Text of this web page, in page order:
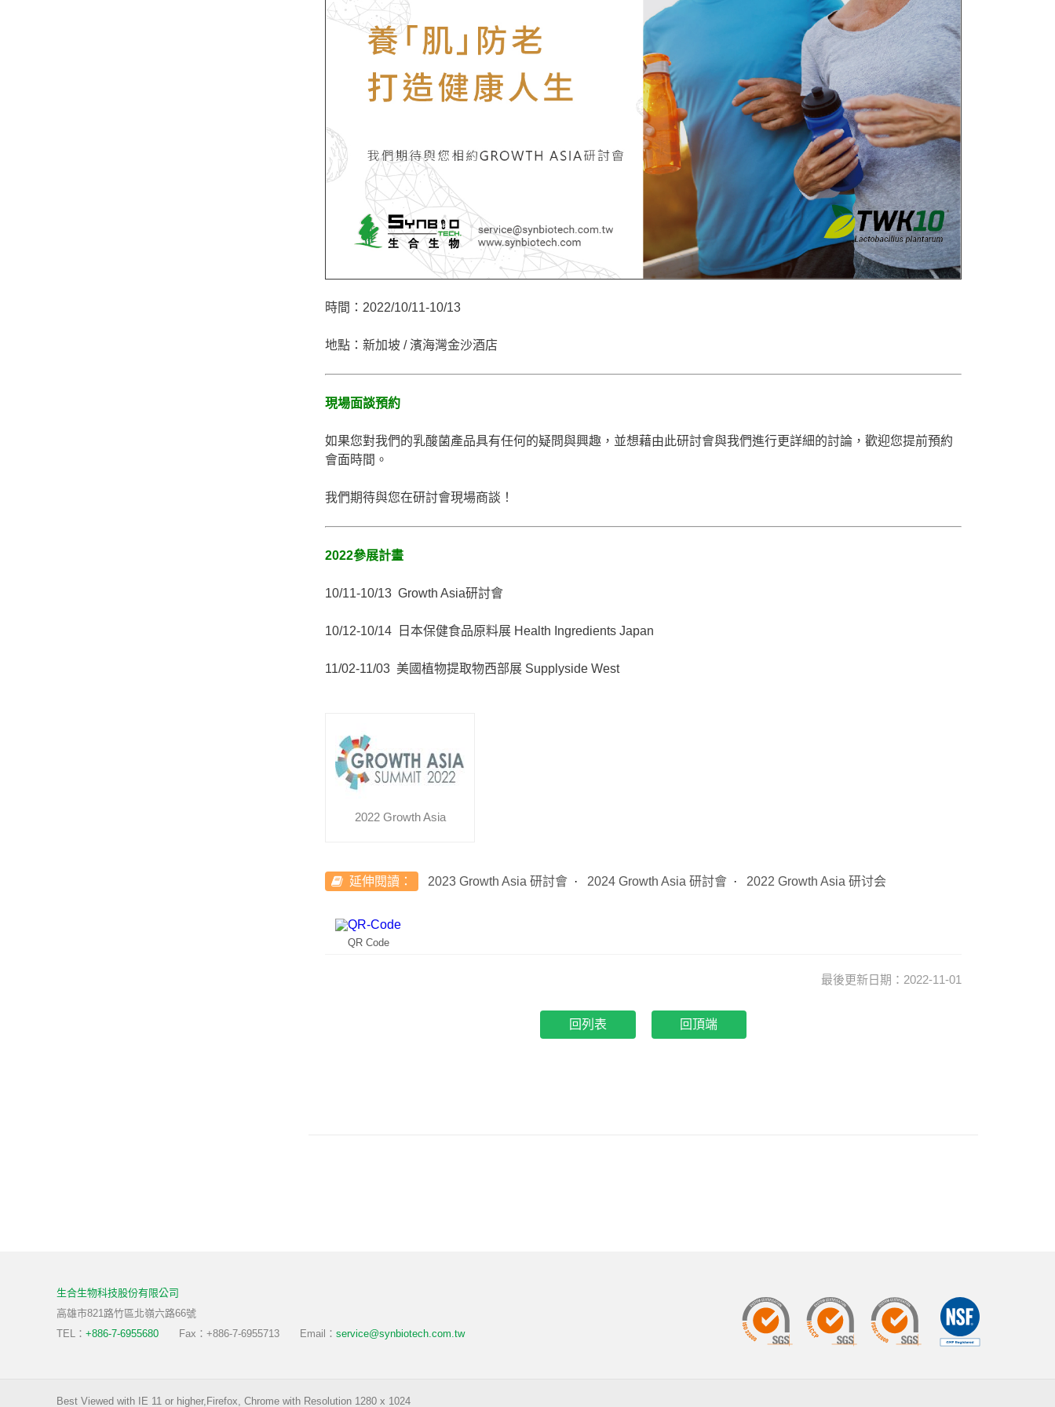
時間：2022/10/11-10/13
地點：新加坡 / 濱海灣金沙酒店
現場面談預約
如果您對我們的乳酸菌產品具有任何的疑問與興趣，並想藉由此研討會與我們進行更詳細的討論，歡迎您提前預約
會面時間。
我們期待與您在研討會現場商談！
2022參展計畫
10/11-10/13 Growth Asia研討會
10/12-10/14 日本保健食品原料展 Health Ingredients Japan
11/02-11/03 美國植物提取物西部展 Supplyside West
2022 Growth Asia
延伸閱讀： 2023 Growth Asia 研討會 2024 Growth Asia 研討會 2022 Growth Asia 研讨会
QR Code
最後更新日期：2022-11-01
回頂端
生合生物科技股份有限公司
高雄市821路竹區北嶺六路66號
TEL： +886-7-6955680 Fax：+886-7-6955713 Email： service@synbiotech.com.tw
Best Viewed with IE 11 or higher,Firefox, Chrome with Resolution 1280 x 1024